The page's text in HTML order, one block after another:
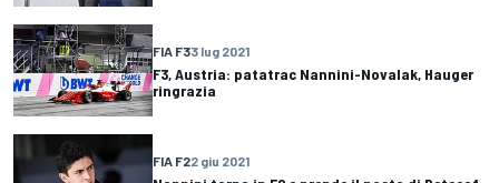
FIA F33 lug 2021
F3, Austria: patatrac Nannini-Novalak, Hauger
ringrazia
FIA F22 giu 2021